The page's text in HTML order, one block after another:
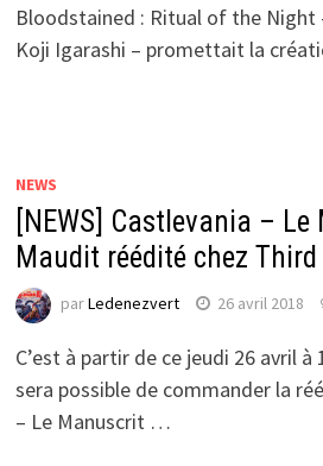
Bloodstained : Ritual of the Night
Koji Igarashi – promettait la
NEWS
[NEWS] Castlevania –
Maudit réédité chez
parLedenezvert 26 avril 2018
C’est à partir de ce jeudi 26 avril à
sera possible de commander la
– Le Manuscrit …